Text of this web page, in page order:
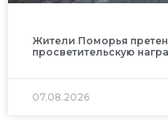
Жители Поморья
просветительскую
07.08.2026